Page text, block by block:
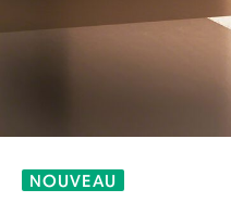
NOUVEAU